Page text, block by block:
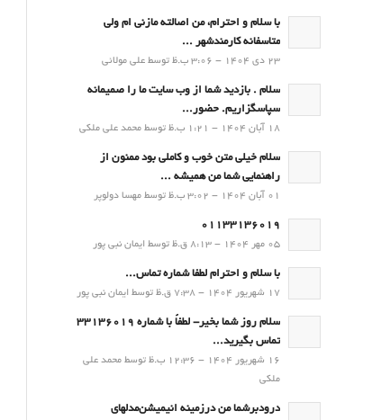
با سلام و احترام، من اصالته مازنی ام ولی
متاسفانه کارمندشهر ...
23 دی 1404 - 3:06 ب.ظ توسط علی مولائی
سلام . بازدید شما از وب سایت ما را صمیمانه
سپاسگزاریم. حضور...
18 آبان 1404 - 1:21 ب.ظ توسط محمد علی ملکی
سلام خیلی متن خوب و کاملی بود ممنون از
راهنمایی شما من همیشه ...
01 آبان 1404 - 3:02 ب.ظ توسط مهسا دولوپر
01133136019
05 مهر 1404 - 8:13 ق.ظ توسط ایمان نبی پور
با سلام و احترام لطفا شماره تماس...
17 شهریور 1404 - 7:38 ق.ظ توسط ایمان نبی پور
سلام روز شما بخیر- لطفاً با شماره 33136019
تماس بگیرید...
16 شهریور 1404 - 12:36 ب.ظ توسط محمد علی
ملکی
درودبرشما من درزمینه انیمیشن‌مدلهای